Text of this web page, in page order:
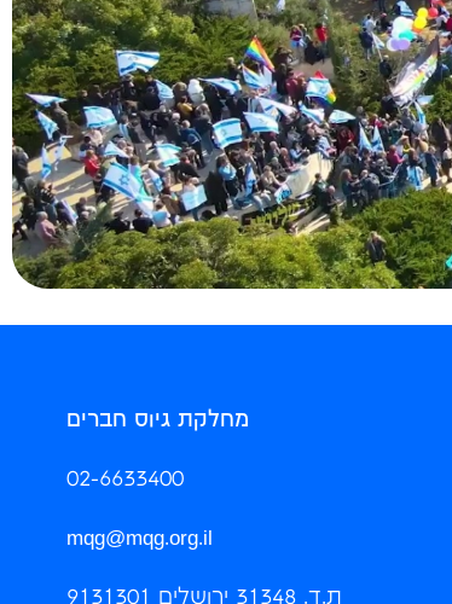
מחלקת גיוס חברים
02-6633400
mqg@mqg.org.il
ת.ד. 31348 ירושלים 9131301